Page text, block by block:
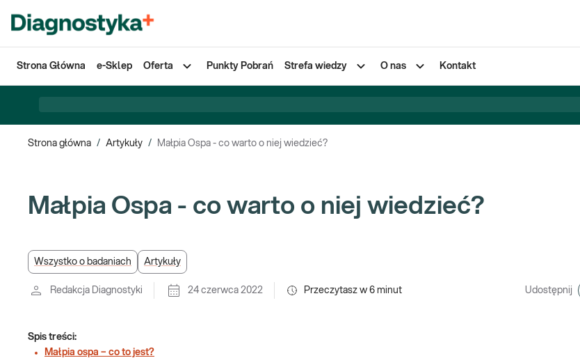
Strona Główna e-Sklep Oferta Punkty Pobrań Strefa wiedzy O nas Kontakt
Strona główna / Artykuły / Małpia Ospa - co warto o niej wiedzieć?
Małpia Ospa - co warto o niej wiedzieć?
Wszystko o badaniach Artykuły
Redakcja Diagnostyki 24 czerwca 2022 Przeczytasz w 6 minut Udostępnij
Spis treści:
Małpia ospa – co to jest?